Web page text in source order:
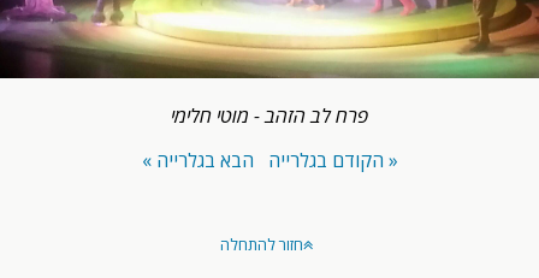
פרח לב הזהב - מוטי חלימי
« הקודם בגלרייה
הבא בגלרייה »
חזור להתחלה